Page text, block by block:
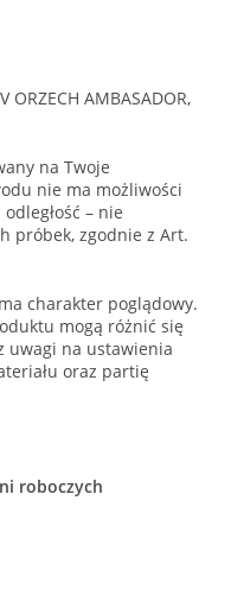
AMBASADOR,
na Twoje
nie ma możliwości
– nie
próbek, zgodnie z Art.
charakter poglądowy.
mogą różnić się
uwagi na ustawienia
oraz partię
roboczych